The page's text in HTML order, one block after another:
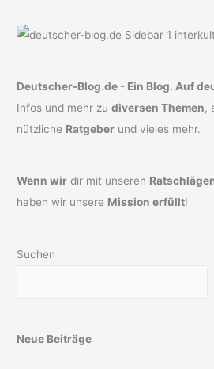
Deutscher-Blog.de - Ein Blog. Auf
Infos und mehr zudiversen Themen,
nützliche Ratgeber und vieles mehr.
Wenn wir dir mit unseren
haben wir unsere Mission erfüllt!
Suchen
Neue Beiträge